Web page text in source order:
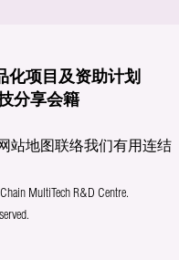
化项目及资助计划
分享会籍
站地图联络我们有用连结
MultiTech R&D Centre.